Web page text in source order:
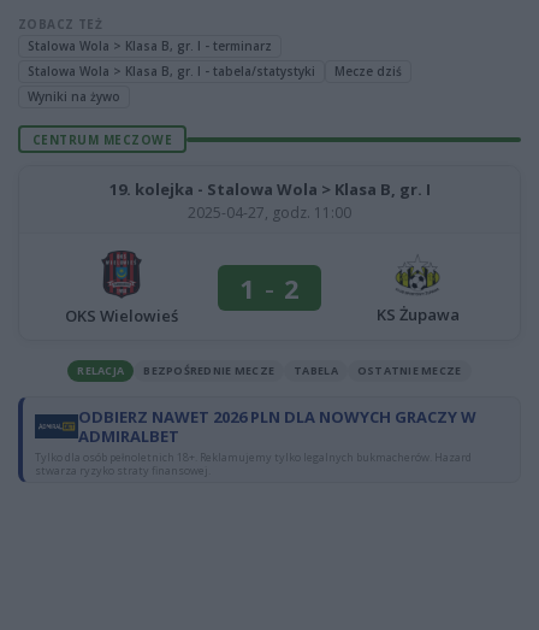
ZOBACZ TEŻ
Stalowa Wola > Klasa B, gr. I - terminarz
Stalowa Wola > Klasa B, gr. I - tabela/statystyki
Mecze dziś
Wyniki na żywo
CENTRUM MECZOWE
19. kolejka - Stalowa Wola > Klasa B, gr. I
2025-04-27, godz. 11:00
OKS Wielowieś
1 - 2
KS Żupawa
RELACJA BEZPOŚREDNIE MECZE TABELA OSTATNIE MECZE
ODBIERZ NAWET 2026 PLN DLA NOWYCH GRACZY W
ADMIRALBET
Tylko dla osób pełnoletnich 18+. Reklamujemy tylko legalnych bukmacherów. Hazard
stwarza ryzyko straty finansowej.